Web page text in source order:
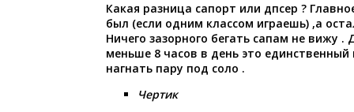
Какая разница сапорт или дпсер ?
был (если одним классом играешь) ,а
Ничего зазорного бегать сапам не вижу
меньше 8 часов в день это
нагнать пару под соло .
Чертик